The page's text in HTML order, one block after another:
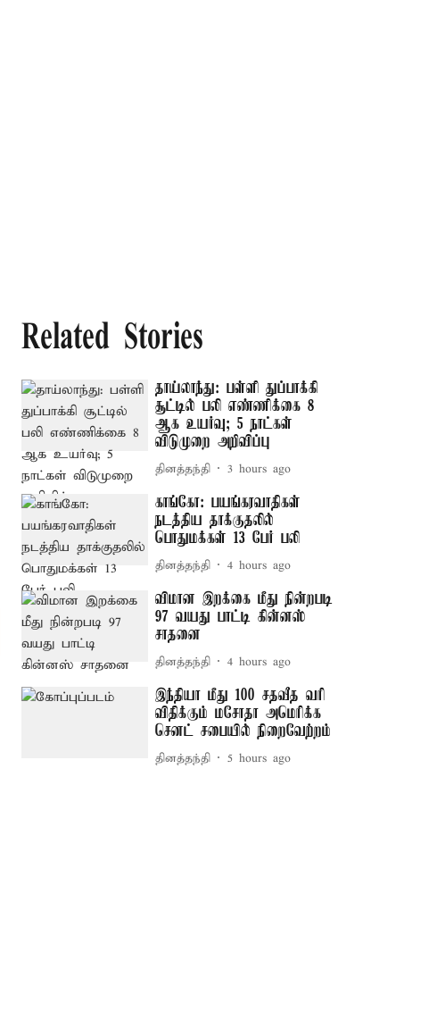
Related Stories
தாய்லாந்து: பள்ளி துப்பாக்கி
சூட்டில் பலி எண்ணிக்கை 8
ஆக உயர்வு; 5 நாட்கள்
விடுமுறை அறிவிப்பு
தினத்தந்தி 3 hours ago
காங்கோ: பயங்கரவாதிகள்
நடத்திய தாக்குதலில்
பொதுமக்கள் 13 பேர் பலி
தினத்தந்தி 4 hours ago
விமான இறக்கை மீது நின்றபடி
97 வயது பாட்டி கின்னஸ்
சாதனை
தினத்தந்தி 4 hours ago
இந்தியா மீது 100 சதவீத வரி
விதிக்கும் மசோதா அமெரிக்க
செனட் சபையில் நிறைவேற்றம்
தினத்தந்தி 5 hours ago